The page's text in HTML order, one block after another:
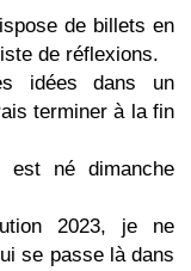
de billets en
de réflexions.
idées dans un
terminer à la fin
est né dimanche
2023, je ne
se passe là dans